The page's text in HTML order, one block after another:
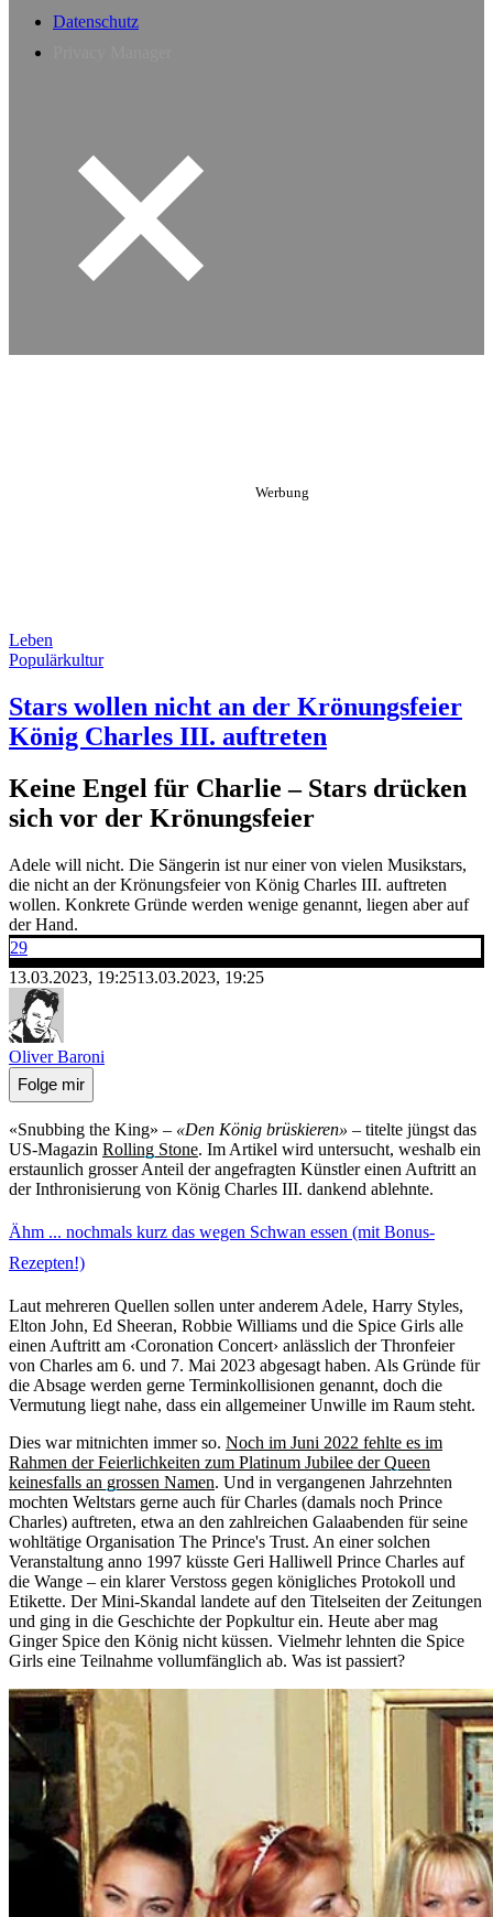
Datenschutz
Leben
Populärkultur
Stars wollen nicht an der Krönungsfeier
König Charles III. auftreten
Keine Engel für Charlie – Stars drücken
sich vor der Krönungsfeier
Adele will nicht. Die Sängerin ist nur einer von vielen Musikstars,
die nicht an der Krönungsfeier von König Charles III. auftreten
wollen. Konkrete Gründe werden wenige genannt, liegen aber auf
der Hand.
29
13.03.2023, 19:2513.03.2023, 19:25
Oliver Baroni
Folge mir
«Snubbing the King» – «Den König brüskieren» – titelte jüngst das
US-Magazin Rolling Stone. Im Artikel wird untersucht, weshalb ein
erstaunlich grosser Anteil der angefragten Künstler einen Auftritt an
der Inthronisierung von König Charles III. dankend ablehnte.
Ähm ... nochmals kurz das wegen Schwan essen (mit Bonus-
Rezepten!)
Laut mehreren Quellen sollen unter anderem Adele, Harry Styles,
Elton John, Ed Sheeran, Robbie Williams und die Spice Girls alle
einen Auftritt am ‹Coronation Concert› anlässlich der Thronfeier
von Charles am 6. und 7. Mai 2023 abgesagt haben. Als Gründe für
die Absage werden gerne Terminkollisionen genannt, doch die
Vermutung liegt nahe, dass ein allgemeiner Unwille im Raum steht.
Dies war mitnichten immer so. Noch im Juni 2022 fehlte es im
Rahmen der Feierlichkeiten zum Platinum Jubilee der Queen
keinesfalls an grossen Namen. Und in vergangenen Jahrzehnten
mochten Weltstars gerne auch für Charles (damals noch Prince
Charles) auftreten, etwa an den zahlreichen Galaabenden für seine
wohltätige Organisation The Prince's Trust. An einer solchen
Veranstaltung anno 1997 küsste Geri Halliwell Prince Charles auf
die Wange – ein klarer Verstoss gegen königliches Protokoll und
Etikette. Der Mini-Skandal landete auf den Titelseiten der Zeitungen
und ging in die Geschichte der Popkultur ein. Heute aber mag
Ginger Spice den König nicht küssen. Vielmehr lehnten die Spice
Girls eine Teilnahme vollumfänglich ab. Was ist passiert?